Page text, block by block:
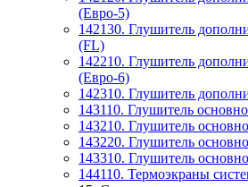
(Евро-5)
142130. Глушитель
(FL)
142210. Глушитель
(Евро-6)
142310. Глушитель
143110. Глушитель
143210. Глушитель
143220. Глушитель
143310. Глушитель
144110. Термоэкраны